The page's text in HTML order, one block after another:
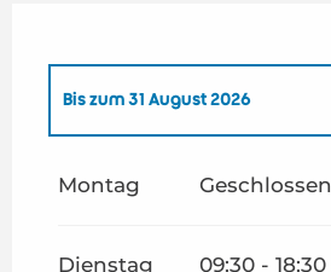
Bis zum 31 August 2026
Montag Geschlossen
Dienstag 09:30 - 18:30